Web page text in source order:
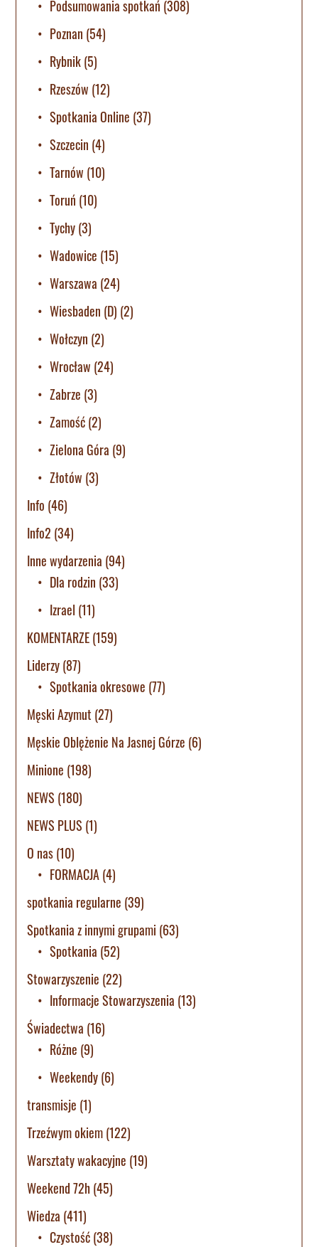
Podsumowania spotkań (308)
Poznan (54)
Rybnik(5)
Rzeszów (12)
Spotkania Online (37)
Szczecin (4)
Tarnów (10)
Toruń (10)
Tychy(3)
Wadowice (15)
Warszawa (24)
Wiesbaden (D) (2)
Wołczyn (2)
Wrocław (24)
Zabrze (3)
Zamość(2)
Zielona Góra (9)
Złotów (3)
Info (46)
Info2 (34)
Inne wydarzenia (94)
Dla rodzin (33)
Izrael (11)
KOMENTARZE(159)
Liderzy(87)
Spotkania okresowe (77)
Męski Azymut (27)
Męskie Oblężenie Na Jasnej Górze (6)
Minione (198)
NEWS (180)
NEWS PLUS (1)
O nas(10)
FORMACJA(4)
spotkania regularne (39)
Spotkania z innymi grupami (63)
Spotkania (52)
Stowarzyszenie (22)
Informacje Stowarzyszenia (13)
Świadectwa (16)
Różne (9)
Weekendy(6)
transmisje (1)
Trzeźwym okiem(122)
Warsztaty wakacyjne (19)
Weekend 72h(45)
Wiedza (411)
Czystość(38)